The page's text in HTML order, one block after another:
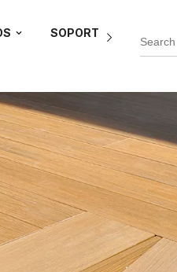
SOPORTE DEL AGENTE